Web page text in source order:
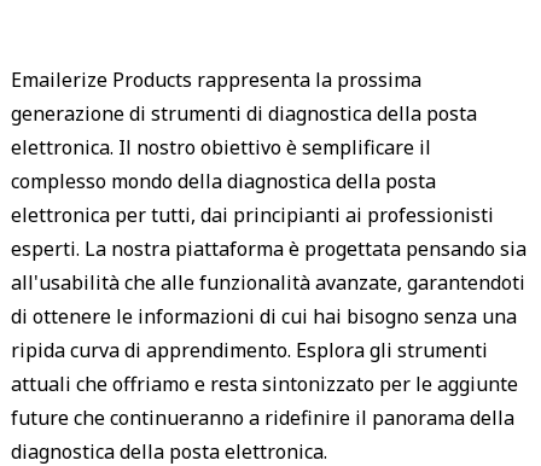
Emailerize Products rappresenta la prossima
generazione di strumenti di diagnostica della posta
elettronica. Il nostro obiettivo è semplificare il
complesso mondo della diagnostica della posta
elettronica per tutti, dai principianti ai professionisti
esperti. La nostra piattaforma è progettata pensando sia
all'usabilità che alle funzionalità avanzate, garantendoti
di ottenere le informazioni di cui hai bisogno senza una
ripida curva di apprendimento. Esplora gli strumenti
attuali che offriamo e resta sintonizzato per le aggiunte
future che continueranno a ridefinire il panorama della
diagnostica della posta elettronica.